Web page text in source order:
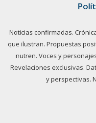
Noticias confirmadas.
que ilustran. Propuestas
nutren. Voces y
Revelaciones exclusivas.
y perspectivas.